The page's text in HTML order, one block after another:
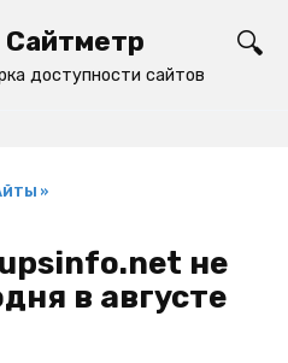
Сайтметр
доступности сайтов
»
не
в августе